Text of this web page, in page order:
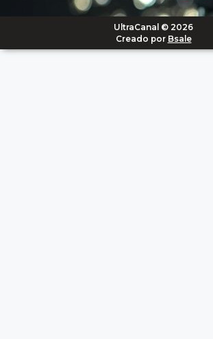
UltraCanal © 2026
Creado por Bsale